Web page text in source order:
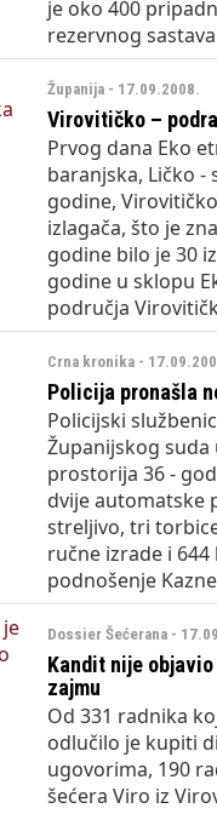
je oko 400
rezervnog
Županija - 17.09.2008.
Virovitičko –
Prvog dana Eko
baranjska, Ličko -
godine,
izlagača, što je
godine bilo je 30
godine u sklopu
područja
Crna kronika -
Policija pronašla
Policijski
Županijskog
prostorija 36 -
dvije automatske
streljivo, tri
ručne izrade i
podnošenje
Dossier Šećerana -
Kandit nije
zajmu
Od 331 radnika
odlučilo je kupiti
ugovorima, 190
šećera Viro iz